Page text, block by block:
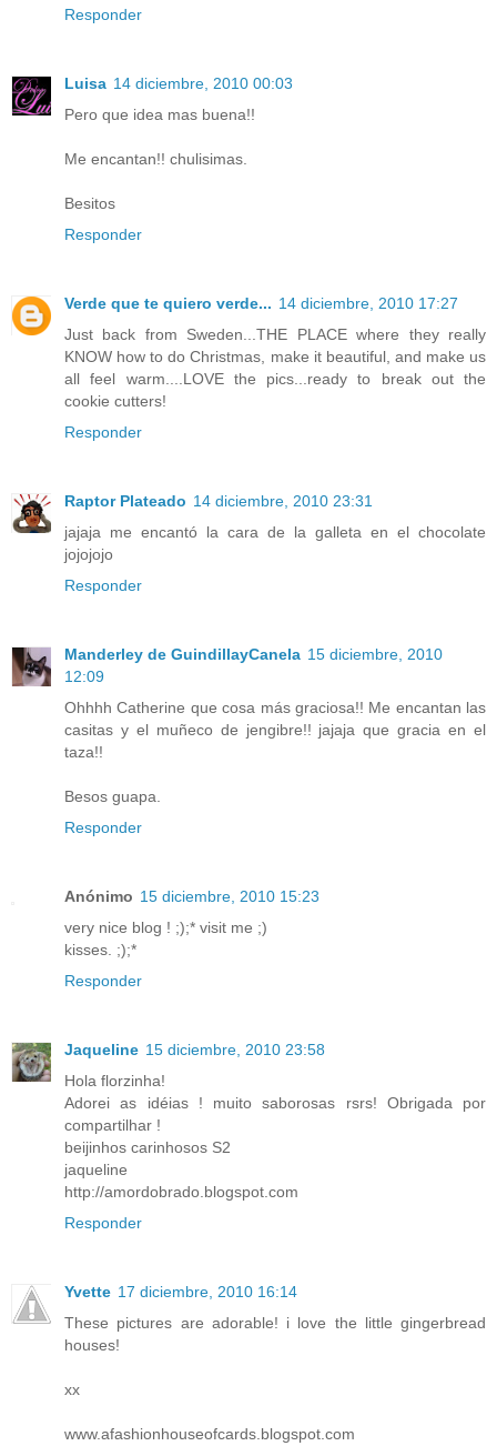
Responder
Luisa 14 diciembre, 2010 00:03
Pero que idea mas buena!!
Me encantan!! chulisimas.
Besitos
Responder
Verde que te quiero verde... 14 diciembre, 2010 17:27
Just back from Sweden...THE PLACE where they really
KNOW how to do Christmas, make it beautiful, and make us
all feel warm....LOVE the pics...ready to break out the
cookie cutters!
Responder
Raptor Plateado 14 diciembre, 2010 23:31
jajaja me encantó la cara de la galleta en el chocolate
jojojojo
Responder
Manderley de GuindillayCanela 15 diciembre, 2010
12:09
Ohhhh Catherine que cosa más graciosa!! Me encantan las
casitas y el muñeco de jengibre!! jajaja que gracia en el
taza!!
Besos guapa.
Responder
Anónimo 15 diciembre, 2010 15:23
very nice blog ! ;);* visit me ;)
kisses. ;);*
Responder
Jaqueline 15 diciembre, 2010 23:58
Hola florzinha!
Adorei as idéias ! muito saborosas rsrs! Obrigada por
compartilhar !
beijinhos carinhosos S2
jaqueline
http://amordobrado.blogspot.com
Responder
Yvette 17 diciembre, 2010 16:14
These pictures are adorable! i love the little gingerbread
houses!
xx
www.afashionhouseofcards.blogspot.com